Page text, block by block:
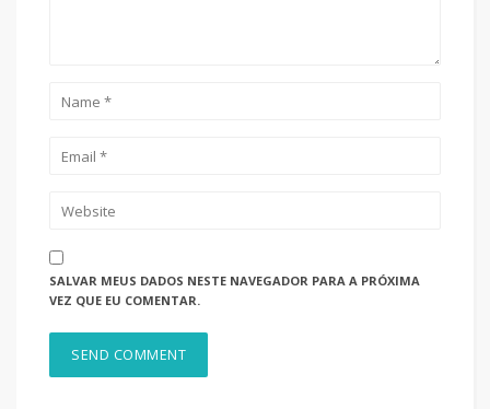
SALVAR MEUS DADOS NESTE NAVEGADOR PARA A PRÓXIMA
VEZ QUE EU COMENTAR.